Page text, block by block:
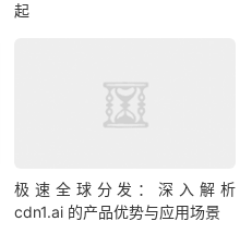
起
极速全球分发：深入解析
cdn1.ai 的产品优势与应用场景